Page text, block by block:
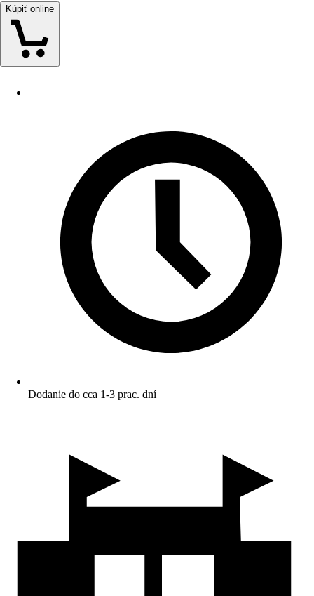
Kúpiť online
Dodanie do cca 1-3 prac. dní